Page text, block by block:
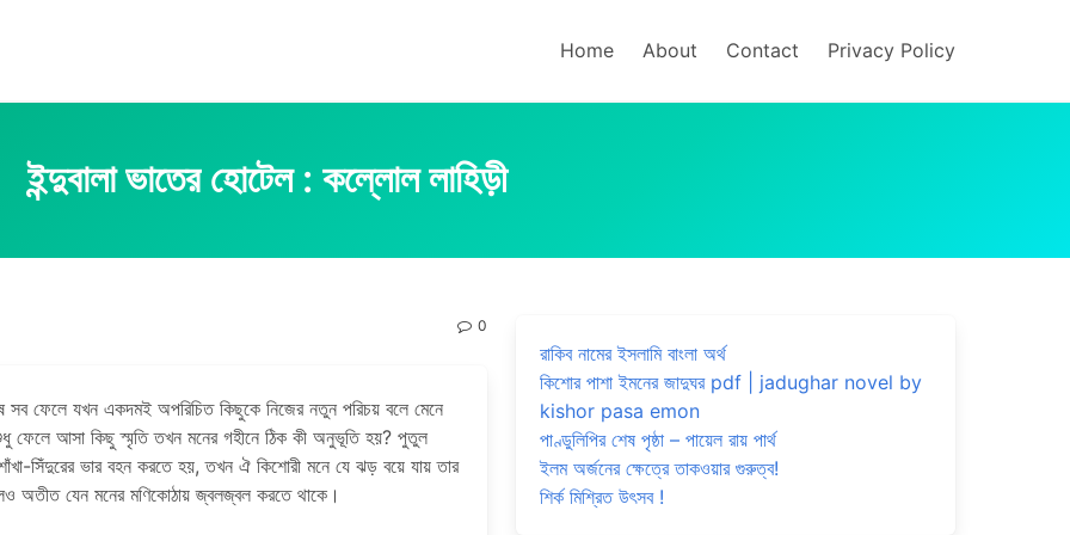
Home About Contact Privacy Policy
ইন্দুবালা ভাতের হোটেল : কল্লোল লাহিড়ী
0
সব ফেলে যখন একদমই অপরিচিত কিছুকে নিজের নতুন পরিচয় বলে মেনে
ফেলে আসা কিছু স্মৃতি তখন মনের গহীনে ঠিক কী অনুভূতি হয়? পুতুল
সিঁদুরের ভার বহন করতে হয়, তখন ঐ কিশোরী মনে যে ঝড় বয়ে যায় তার
অতীত যেন মনের মণিকোঠায় জ্বলজ্বল করতে থাকে।
রাকিব নামের ইসলামি বাংলা অর্থ
কিশোর পাশা ইমনের জাদুঘর pdf | jadughar novel by
kishor pasa emon
পাণ্ডুলিপির শেষ পৃষ্ঠা – পায়েল রায় পার্থ
ইলম অর্জনের ক্ষেত্রে তাকওয়ার গুরুত্ব!
শির্ক মিশ্রিত উৎসব !